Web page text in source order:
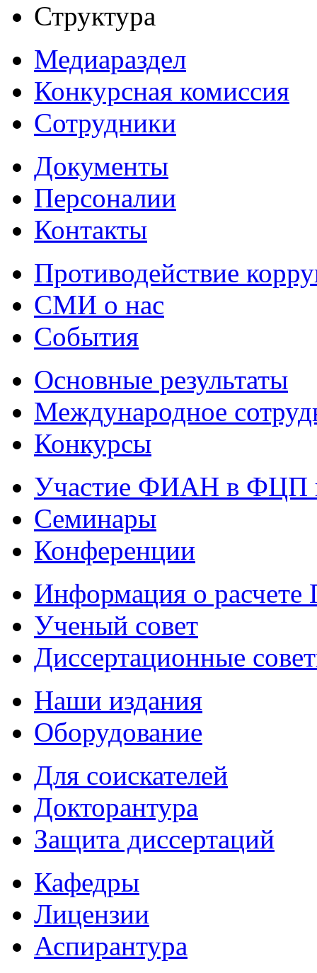
Структура
Медиараздел
Конкурсная комиссия
Сотрудники
Документы
Персоналии
Контакты
Противодействие
СМИ о нас
События
Основные результаты
Международное
Конкурсы
Участие ФИАН в ФЦП
Семинары
Конференции
Информация о
Ученый совет
Диссертационные
Наши издания
Оборудование
Для соискателей
Докторантура
Защита диссертаций
Кафедры
Лицензии
Аспирантура